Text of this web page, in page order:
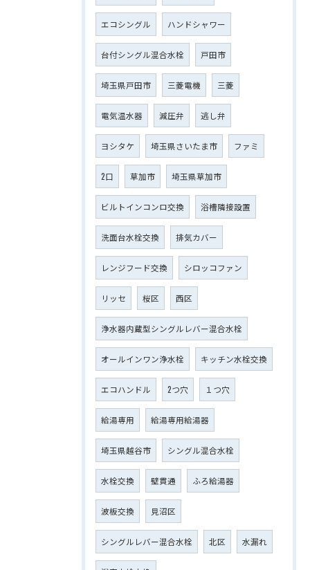
エコシングル ハンドシャワー
台付シングル混合水栓 戸田市
埼玉県戸田市 三菱電機 三菱
電気温水器 減圧弁 逃し弁
ヨシタケ 埼玉県さいたま市 ファミ
2口 草加市 埼玉県草加市
ビルトインコンロ交換 浴槽隣接設置
洗面台水栓交換 排気カバー
レンジフード交換 シロッコファン
リッセ 桜区 西区
浄水器内蔵型シングルレバー混合水栓
オールインワン浄水栓 キッチン水栓交換
エコハンドル 2つ穴 １つ穴
給湯専用 給湯専用給湯器
埼玉県越谷市 シングル混合水栓
水栓交換 壁貫通 ふろ給湯器
波板交換 見沼区
シングルレバー混合水栓 北区 水漏れ